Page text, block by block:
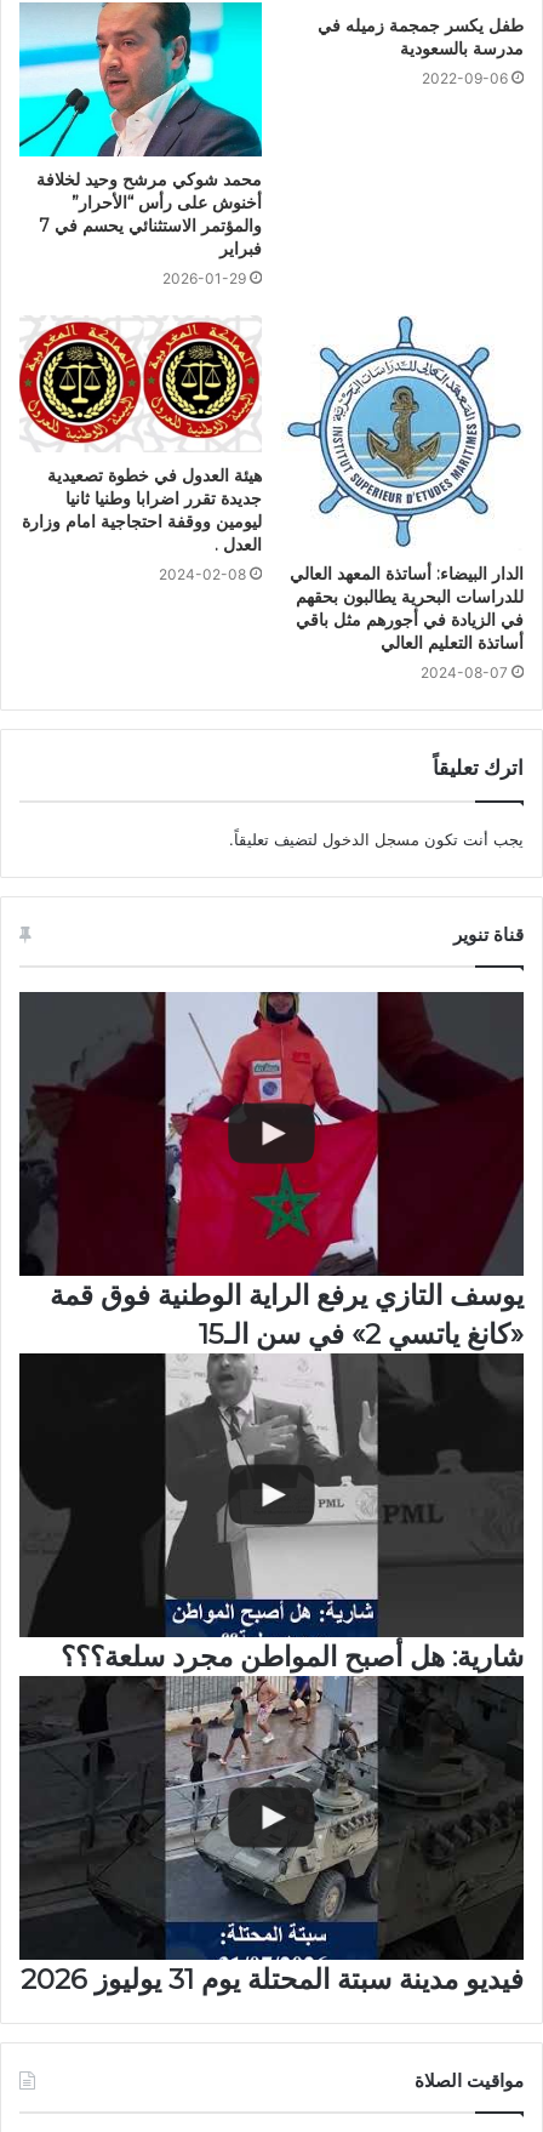
طفل يكسر جمجمة زميله في
مدرسة بالسعودية
2022-09-06
محمد شوكي مرشح وحيد لخلافة
أخنوش على رأس “الأحرار”
والمؤتمر الاستثنائي يحسم في 7
فبراير
2026-01-29
الدار البيضاء: أساتذة المعهد العالي
للدراسات البحرية يطالبون بحقهم
في الزيادة في أجورهم مثل باقي
أساتذة التعليم العالي
2024-08-07
هيئة العدول في خطوة تصعيدية
جديدة تقرر اضرابا وطنيا ثانيا
ليومين ووقفة احتجاجية امام وزارة
العدل .
2024-02-08
اترك تعليقاً
يجب أنت تكون مسجل الدخول لتضيف تعليقاً.
قناة تنوير
يوسف التازي يرفع الراية الوطنية فوق قمة
«كانغ ياتسي 2» في سن الـ15
شارية: هل أصبح المواطن مجرد سلعة؟؟؟
فيديو مدينة سبتة المحتلة يوم 31 يوليوز 2026
مواقيت الصلاة